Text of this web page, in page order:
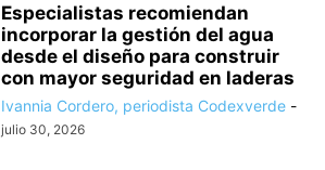
Especialistas recomiendan
incorporar la gestión del agua
desde el diseño para construir
con mayor seguridad en laderas
Ivannia Cordero, periodista Codexverde -
julio 30, 2026